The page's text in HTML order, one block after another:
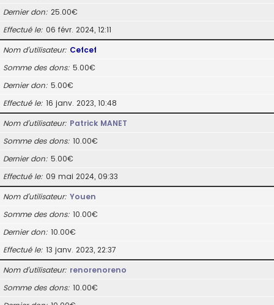
Dernier don 25.00€
Effectué le 06 févr. 2024, 12:11
Nom d’utilisateur Cefcef
Somme des dons 5.00€
Dernier don 5.00€
Effectué le 16 janv. 2023, 10:48
Nom d’utilisateur Patrick MANET
Somme des dons 10.00€
Dernier don 5.00€
Effectué le 09 mai 2024, 09:33
Nom d’utilisateur Youen
Somme des dons 10.00€
Dernier don 10.00€
Effectué le 13 janv. 2023, 22:37
Nom d’utilisateur renorenoreno
Somme des dons 10.00€